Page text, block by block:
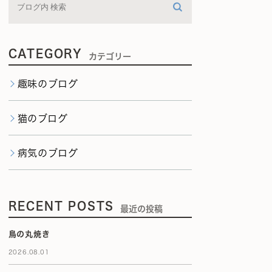
CATEGORY カテゴリー
趣味のブログ
猫のブログ
病気のブログ
RECENT POSTS 最近の投稿
鳥の丸焼き
2026.08.01